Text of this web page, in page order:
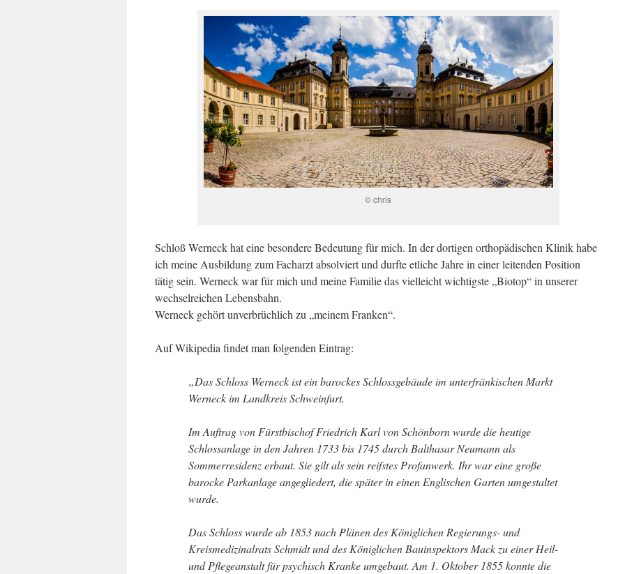
© chris
Schloß Werneck hat eine besondere Bedeutung für mich. In der dortigen orthopädischen Klinik habe
ich meine Ausbildung zum Facharzt absolviert und durfte etliche Jahre in einer leitenden Position
tätig sein. Werneck war für mich und meine Familie das vielleicht wichtigste „Biotop“ in unserer
wechselreichen Lebensbahn.
Werneck gehört unverbrüchlich zu „meinem Franken“.
Auf Wikipedia findet man folgenden Eintrag:
„Das Schloss Werneck ist ein barockes Schlossgebäude im unterfränkischen Markt
Werneck im Landkreis Schweinfurt.
Im Auftrag von Fürstbischof Friedrich Karl von Schönborn wurde die heutige
Schlossanlage in den Jahren 1733 bis 1745 durch Balthasar Neumann als
Sommerresidenz erbaut. Sie gilt als sein reifstes Profanwerk. Ihr war eine große
barocke Parkanlage angegliedert, die später in einen Englischen Garten umgestaltet
wurde.
Das Schloss wurde ab 1853 nach Plänen des Königlichen Regierungs- und
Kreismedizinalrats Schmidt und des Königlichen Bauinspektors Mack zu einer Heil-
und Pflegeanstalt für psychisch Kranke umgebaut. Am 1. Oktober 1855 konnte die